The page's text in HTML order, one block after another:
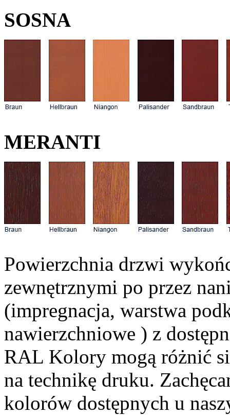
SOSNA
MERANTI
Powierzchnia drzwi
zewnętrznymi po przez
(impregnacja, warstwa
nawierzchniowe ) z
RAL Kolory mogą różnić
na technikę druku.
kolorów dostępnych u